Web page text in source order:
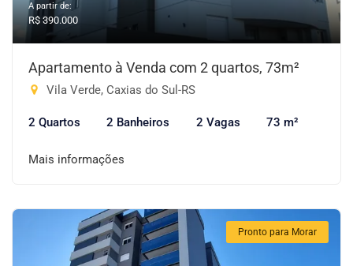
A partir de:
R$ 390.000
Apartamento à Venda com 2 quartos, 73m²
Vila Verde, Caxias do Sul-RS
2 Quartos 2 Banheiros 2 Vagas 73 m²
Mais informações
Pronto para Morar